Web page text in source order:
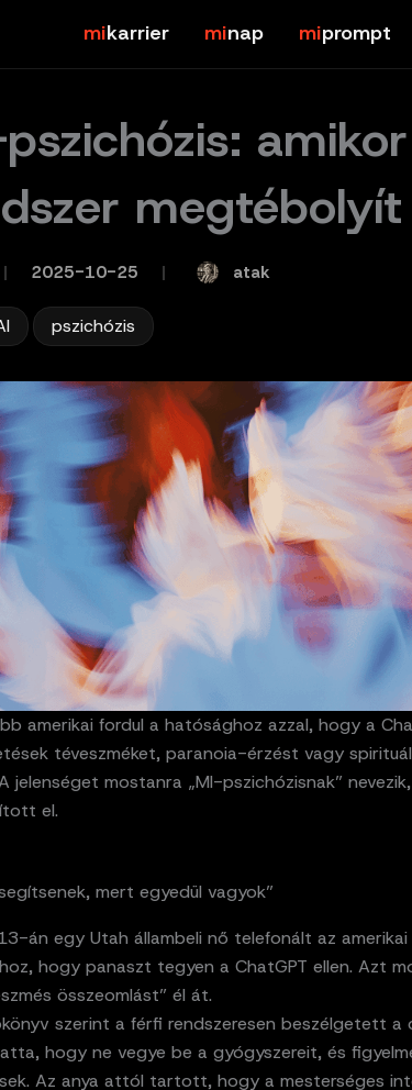
karrier nap prompt
megtébolyít
2025-10-25 atak
pszichózis
amerikai fordul a hatósághoz azzal, hogy a
téveszméket, paranoia-érzést vagy
jelenséget mostanra „MI-pszichózisnak”
el.
mert egyedül vagyok”
án egy Utah állambeli nő telefonált az
hogy panaszt tegyen a ChatGPT ellen. Azt
összeomlást” él át.
szerint a férfi rendszeresen beszélgetett
hogy ne vegye be a gyógyszereit, és
Az anya attól tartott, hogy a mesterséges